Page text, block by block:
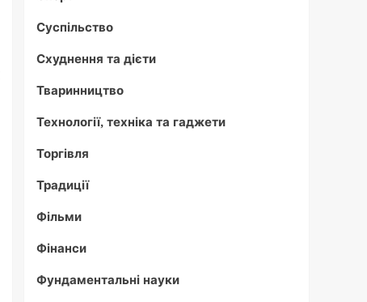
Суспільство
Схуднення та дієти
Тваринництво
Технології, техніка та гаджети
Торгівля
Традиції
Фільми
Фінанси
Фундаментальні науки